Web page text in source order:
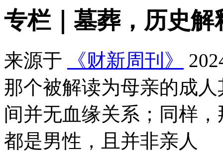
专栏｜墓葬，历史
来源于 《财新周刊》
那个被解读为母亲的成
间并无血缘关系；同样
都是男性，且并非亲人